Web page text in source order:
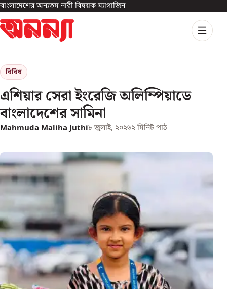
বাংলাদেশের অন্যতম নারী বিষয়ক ম্যাগাজিন
বিবিধ
এশিয়ার সেরা ইংরেজি অলিম্পিয়াডে
বাংলাদেশের সামিনা
Mahmuda Maliha Juthi৮ জুলাই, ২০২৬২ মিনিট পাঠ